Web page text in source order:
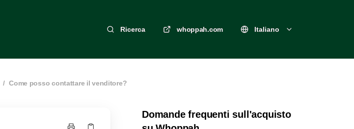
Ricerca whoppah.com Italiano
/ Come posso contattare il venditore?
Domande frequenti sull'acquisto